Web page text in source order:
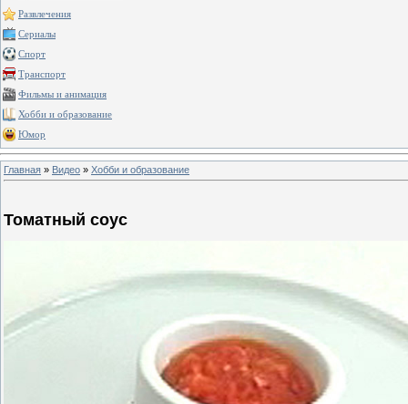
Развлечения
Сериалы
Спорт
Транспорт
Фильмы и анимация
Хобби и образование
Юмор
Главная » Видео » Хобби и образование
Томатный соус